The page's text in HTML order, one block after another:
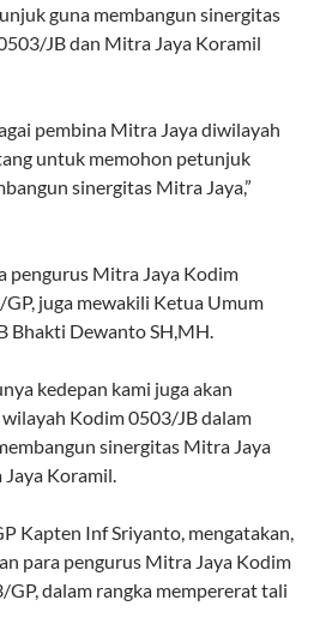
guna membangun sinergitas
JB dan Mitra Jaya Koramil
pembina Mitra Jaya diwilayah
untuk memohon petunjuk
sinergitas Mitra Jaya,”
pengurus Mitra Jaya Kodim
juga mewakili Ketua Umum
Bhakti Dewanto SH,MH.
kedepan kami juga akan
Kodim 0503/JB dalam
sinergitas Mitra Jaya
Koramil.
Kapten Inf Sriyanto, mengatakan,
para pengurus Mitra Jaya Kodim
dalam rangka mempererat tali